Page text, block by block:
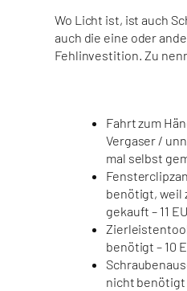
Wo Licht ist, ist auch
auch die eine oder
Fehlinvestition. Zu
Fahrt zum
Vergaser /
mal selbst
benötigt, weil
gekauft – 11
benötigt – 10
nicht benötigt